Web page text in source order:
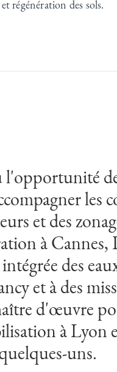
régénération des sols.
l'opportunité
les
et des
à Cannes,
des
et à des
d'œuvre
à
uns.